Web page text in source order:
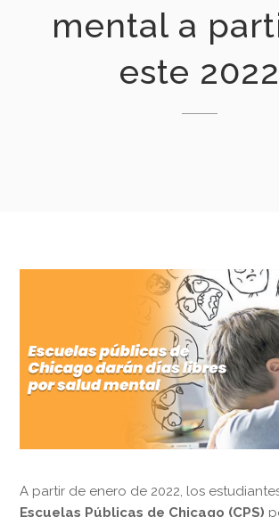
mental a
este 2022
A partir de enero de 2022, los
Escuelas Públicas de Chicago (CPS)